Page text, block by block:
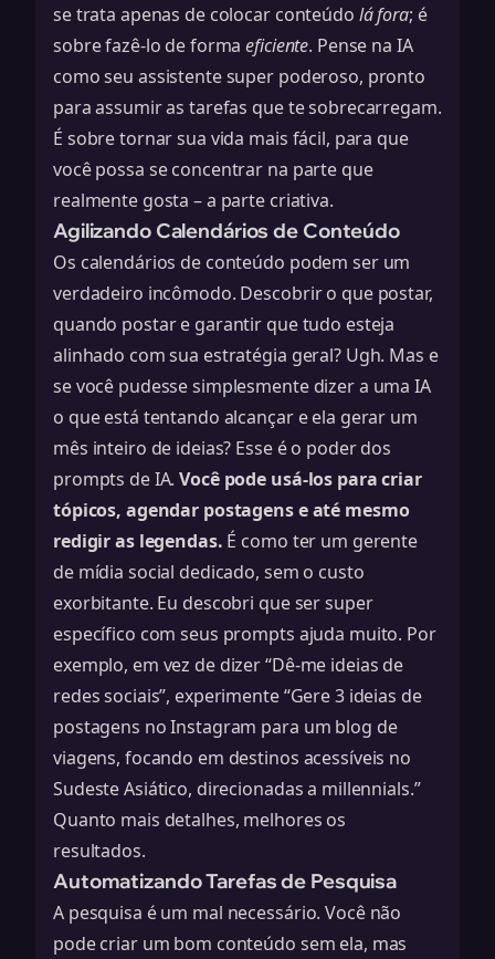
se trata apenas de colocar conteúdo lá fora; é
sobre fazê-lo de formaeficiente. Pense na IA
como seu assistente super poderoso, pronto
para assumir as tarefas que te sobrecarregam.
É sobre tornar sua vida mais fácil, para que
você possa se concentrar na parte que
realmente gosta – a parte criativa.
Agilizando Calendários de Conteúdo
Os calendários de conteúdo podem ser um
verdadeiro incômodo. Descobrir o que postar,
quando postar e garantir que tudo esteja
alinhado com sua estratégia geral? Ugh. Mas e
se você pudesse simplesmente dizer a uma IA
o que está tentando alcançar e ela gerar um
mês inteiro de ideias? Esse é o poder dos
prompts de IA.Você pode usá-los para criar
tópicos, agendar postagens e até mesmo
redigir as legendas. É como ter um gerente
de mídia social dedicado, sem o custo
exorbitante. Eu descobri que ser super
específico com seus prompts ajuda muito. Por
exemplo, em vez de dizer “Dê-me ideias de
redes sociais”, experimente “Gere 3 ideias de
postagens no Instagram para um blog de
viagens, focando em destinos acessíveis no
Sudeste Asiático, direcionadas a millennials.”
Quanto mais detalhes, melhores os
resultados.
Automatizando Tarefas de Pesquisa
A pesquisa é um mal necessário. Você não
pode criar um bom conteúdo sem ela, mas